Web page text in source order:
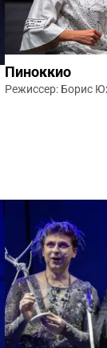
Пиноккио
Режиссер: Борис